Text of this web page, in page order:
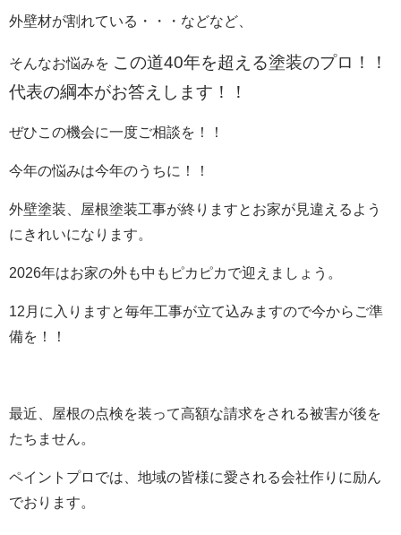
外壁材が割れている・・・などなど、
そんなお悩みを この道40年を超える塗装のプロ！！
代表の綱本がお答えします！！
ぜひこの機会に一度ご相談を！！
今年の悩みは今年のうちに！！
外壁塗装、屋根塗装工事が終りますとお家が見違えるよう
にきれいになります。
2026年はお家の外も中もピカピカで迎えましょう。
12月に入りますと毎年工事が立て込みますので今からご準
備を！！
最近、屋根の点検を装って高額な請求をされる被害が後を
たちません。
ペイントプロでは、地域の皆様に愛される会社作りに励ん
でおります。